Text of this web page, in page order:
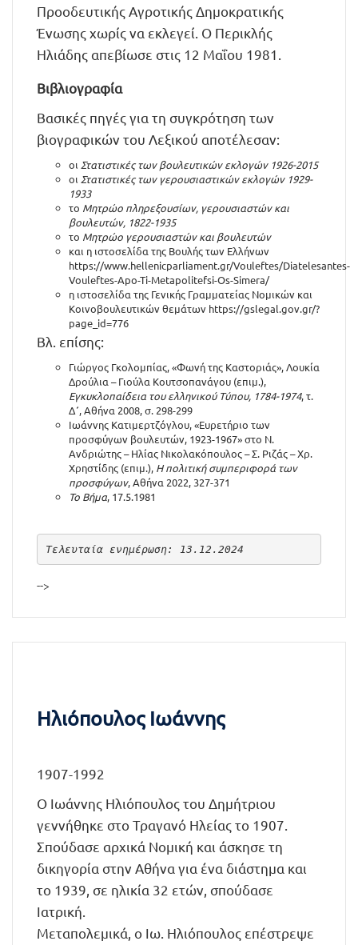
Προοδευτικής Αγροτικής Δημοκρατικής
Ένωσης χωρίς να εκλεγεί. Ο Περικλής
Ηλιάδης απεβίωσε στις 12 Μαΐου 1981.
Βιβλιογραφία
Βασικές πηγές για τη συγκρότηση των
βιογραφικών του Λεξικού αποτέλεσαν:
οι Στατιστικές των βουλευτικών εκλογών 1926-2015
οι Στατιστικές των γερουσιαστικών εκλογών 1929-
1933
το Μητρώο πληρεξουσίων, γερουσιαστών και
βουλευτών, 1822-1935
το Μητρώο γερουσιαστών και βουλευτών
και η ιστοσελίδα της Βουλής των Ελλήνων
https://www.hellenicparliament.gr/Vouleftes/Diatelesantes-
Vouleftes-Apo-Ti-Metapolitefsi-Os-Simera/
η ιστοσελίδα της Γενικής Γραμματείας Νομικών και
Κοινοβουλευτικών θεμάτων https://gslegal.gov.gr/?
page_id=776
Βλ. επίσης:
Γιώργος Γκολομπίας, «Φωνή της Καστοριάς», Λουκία
Δρούλια – Γιούλα Κουτσοπανάγου (επιμ.),
Εγκυκλοπαίδεια του ελληνικού Τύπου, 1784-1974, τ.
Δ΄, Αθήνα 2008, σ. 298-299
Ιωάννης Κατιμερτζόγλου, «Ευρετήριο των
προσφύγων βουλευτών, 1923-1967» στο Ν.
Ανδριώτης – Ηλίας Νικολακόπουλος – Σ. Ριζάς – Χρ.
Χρηστίδης (επιμ.), Η πολιτική συμπεριφορά των
προσφύγων, Αθήνα 2022, 327-371
Το Βήμα, 17.5.1981
Τελευταία ενημέρωση: 13.12.2024
-->
Ηλιόπουλος Ιωάννης
1907-1992
Ο Ιωάννης Ηλιόπουλος του Δημήτριου
γεννήθηκε στο Τραγανό Ηλείας το 1907.
Σπούδασε αρχικά Νομική και άσκησε τη
δικηγορία στην Αθήνα για ένα διάστημα και
το 1939, σε ηλικία 32 ετών, σπούδασε
Ιατρική.
Μεταπολεμικά, ο Ιω. Ηλιόπουλος επέστρεψε